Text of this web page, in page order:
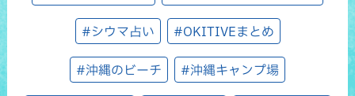
#シウマ占い #OKITIVEまとめ
#沖縄のビーチ #沖縄キャンプ場